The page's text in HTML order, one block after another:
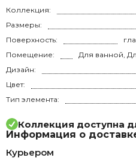
Коллекция:
Размеры:
Поверхность:
Помещение:
Дизайн:
Цвет:
Тип элемента:
Коллекция доступна
Информация о
Курьером